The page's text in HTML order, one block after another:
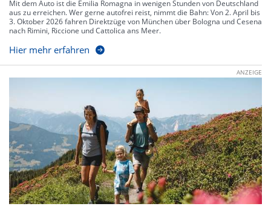
Mit dem Auto ist die Emilia Romagna in wenigen Stunden von Deutschland
aus zu erreichen. Wer gerne autofrei reist, nimmt die Bahn: Von 2. April bis
3. Oktober 2026 fahren Direktzüge von München über Bologna und Cesena
nach Rimini, Riccione und Cattolica ans Meer.
Hier mehr erfahren
ANZEIGE